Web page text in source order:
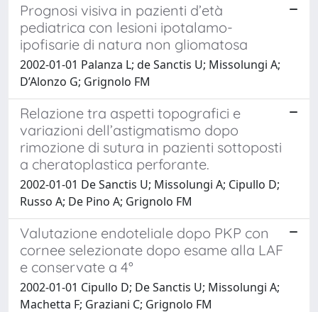
Prognosi visiva in pazienti d’età
pediatrica con lesioni ipotalamo-
ipofisarie di natura non gliomatosa
2002-01-01 Palanza L; de Sanctis U; Missolungi A;
D’Alonzo G; Grignolo FM
Relazione tra aspetti topografici e
variazioni dell’astigmatismo dopo
rimozione di sutura in pazienti sottoposti
a cheratoplastica perforante.
2002-01-01 De Sanctis U; Missolungi A; Cipullo D;
Russo A; De Pino A; Grignolo FM
Valutazione endoteliale dopo PKP con
cornee selezionate dopo esame alla LAF
e conservate a 4°
2002-01-01 Cipullo D; De Sanctis U; Missolungi A;
Machetta F; Graziani C; Grignolo FM